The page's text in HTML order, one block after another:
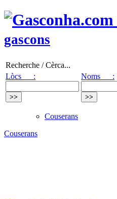
gascons
Recherche / Cèrca...
Lòcs :
Noms :
Couserans
Couserans